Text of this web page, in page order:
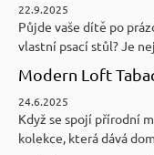
22.9.2025
Půjde vaše dítě po
vlastní psací stůl? Je
Modern Loft
24.6.2025
Když se spojí přírodní
kolekce, která dává